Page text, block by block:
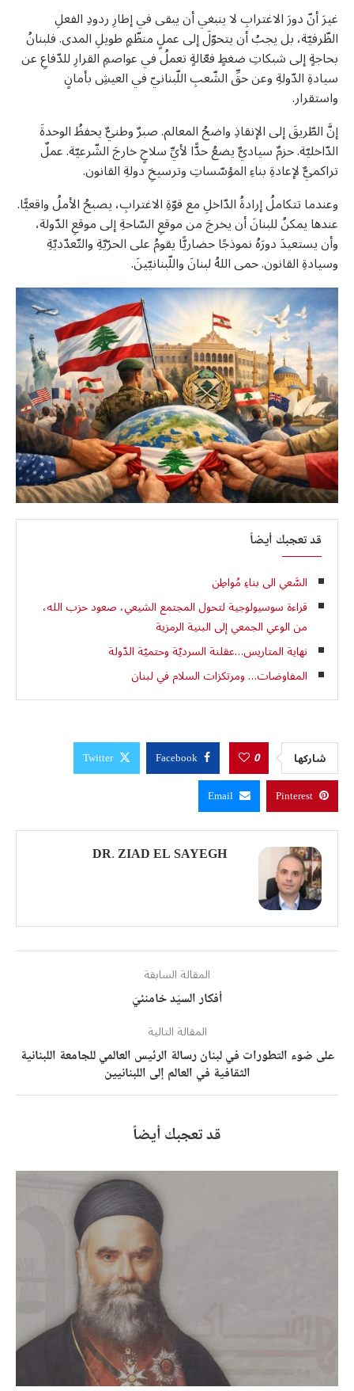
غيرَ أنّ دورَ الاغترابِ لا ينبغي أن يبقى في إطارِ ردودِ الفعلِ
الظّرفيّة، بل يجبُ أن يتحوّلَ إلى عملٍ منظّمٍ طويلِ المدى. فلبنانُ
بحاجةٍ إلى شبكاتِ ضغطٍ فعّالةٍ تعملُ في عواصمِ القرارِ للدّفاعِ عن
سيادةِ الدّولةِ وعن حقِّ الشّعبِ اللّبنانيّ في العيشِ بأمانٍ
واستقرار.
إنَّ الطّريقَ إلى الإنقاذِ واضحُ المعالم. صبرٌ وطنيٌّ يحفظُ الوحدةَ
الدّاخليّة. حزمٌ سياديٌّ يضعُ حدًّا لأيِّ سلاحٍ خارجَ الشّرعيّة. عملٌ
تراكميٌّ لإعادةِ بناءِ المؤسّساتِ وترسيخِ دولةِ القانون.
وعندما تتكاملُ إرادةُ الدّاخلِ مع قوّةِ الاغترابِ، يصبحُ الأملُ واقعيًّا.
عندها يمكنُ للبنانَ أن يخرجَ من موقعِ السّاحةِ إلى موقعِ الدّولة،
وأن يستعيدَ دورَهُ نموذجًا حضاريًّا يقومُ على الحرّيّةِ والتّعدّديّةِ
وسيادةِ القانون. حمى اللهُ لبنانَ واللّبنانيّينَ.
قد تعجبك أيضاً
السَّعي الى بناءِ مُواطِن
قراءة سوسيولوجية لتحول المجتمع الشيعي، صعود حزب الله،
من الوعي الجمعي إلى البنية الرمزية
نهاية المتاريس…عقلنة السرديّة وحتميّة الدّولة
المفاوضات… ‏ومرتكزات السلام في لبنان
شاركها 0
Facebook
Twitter
Pinterest
Email
DR. ZIAD EL SAYEGH
المقالة السابقة
أفكار السيّد خامنئيّ
المقالة التالية
على ضوء التطورات في لبنان رسالة الرئيس العالمي للجامعة اللبنانية
الثقافية في العالم إلى اللبنانيين
قد تعجبك أيضاً